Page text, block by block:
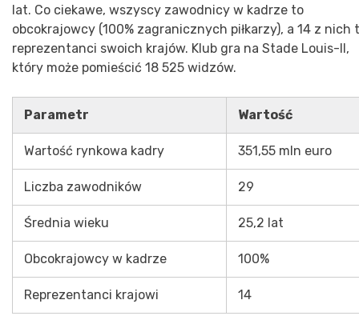
lat. Co ciekawe, wszyscy zawodnicy w kadrze to
obcokrajowcy (100% zagranicznych piłkarzy), a 14 z nich
reprezentanci swoich krajów. Klub gra na Stade Louis-II,
który może pomieścić 18 525 widzów.
Parametr Wartość
Wartość rynkowa kadry 351,55 mln euro
Liczba zawodników 29
Średnia wieku 25,2 lat
Obcokrajowcy w kadrze 100%
Reprezentanci krajowi 14